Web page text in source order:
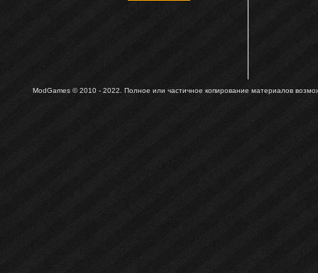
ModGames © 2010 - 2022. Полное или частичное копирование материалов